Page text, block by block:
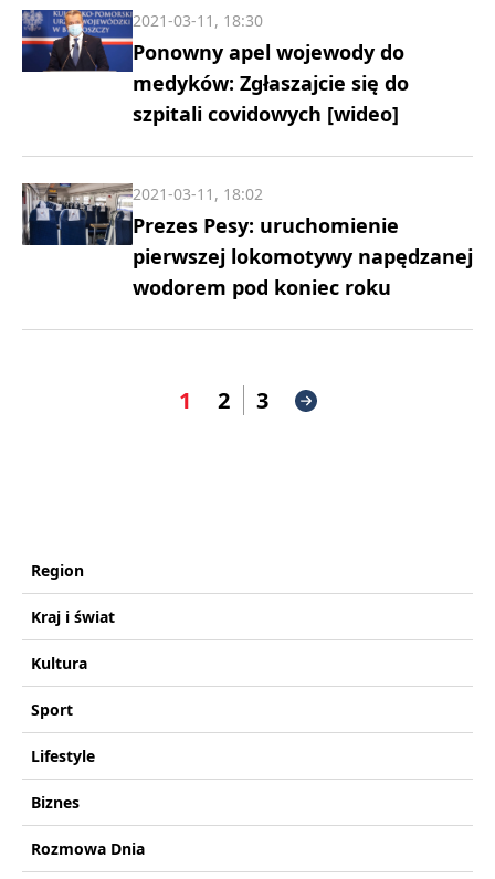
Ponowny apel wojewody do
medyków: Zgłaszajcie się do
szpitali covidowych [wideo]
2021-03-11, 18:30
Prezes Pesy: uruchomienie
pierwszej lokomotywy napędzanej
wodorem pod koniec roku
2021-03-11, 18:02
1 2 3
Region
Kraj i świat
Kultura
Sport
Lifestyle
Biznes
Rozmowa Dnia